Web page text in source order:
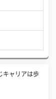
キャリアは歩